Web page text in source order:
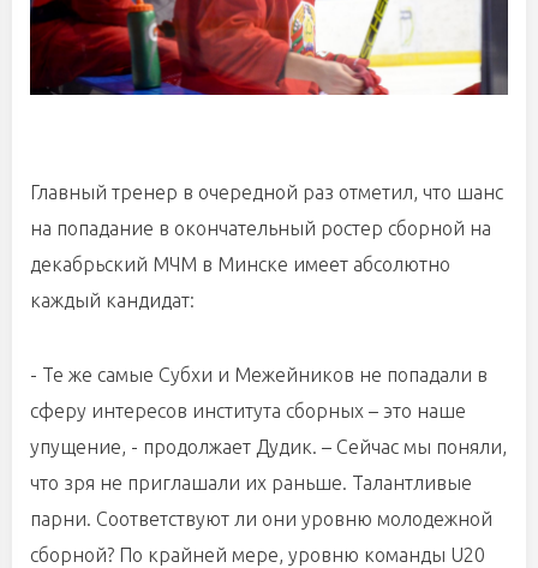
Главный тренер в очередной раз отметил, что шанс
на попадание в окончательный ростер сборной на
декабрьский МЧМ в Минске имеет абсолютно
каждый кандидат:
- Те же самые Субхи и Межейников не попадали в
сферу интересов института сборных – это наше
упущение, - продолжает Дудик. – Сейчас мы поняли,
что зря не приглашали их раньше. Талантливые
парни. Соответствуют ли они уровню молодежной
сборной? По крайней мере, уровню команды U20